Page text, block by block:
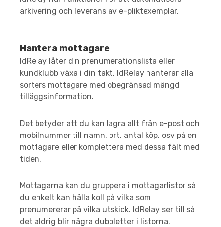
arkivering och leverans av e-pliktexemplar.
Hantera mottagare
IdRelay låter din prenumerationslista eller
kundklubb växa i din takt. IdRelay hanterar alla
sorters mottagare med obegränsad mängd
tilläggsinformation.
Det betyder att du kan lagra allt från e-post och
mobilnummer till namn, ort, antal köp, osv på en
mottagare eller komplettera med dessa fält med
tiden.
Mottagarna kan du gruppera i mottagarlistor så
du enkelt kan hålla koll på vilka som
prenumererar på vilka utskick. IdRelay ser till så
det aldrig blir några dubbletter i listorna.